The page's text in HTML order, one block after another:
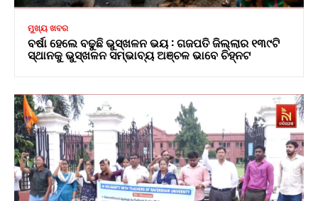
ମୁଖ୍ୟ ଖବର
ବର୍ଷା ହେଲେ ବଢୁଛି ଭୁସ୍ଖଳନ ଭୟ : ଗଜପତି ଜିଲ୍ଲାର ୧୩୯ଟି
ସ୍ଥାନକୁ ଭୁସ୍ଖଳନ ସମ୍ଭାବ୍ୟ ଅଞ୍ଚଳ ଭାବେ ଚିହ୍ନଟ